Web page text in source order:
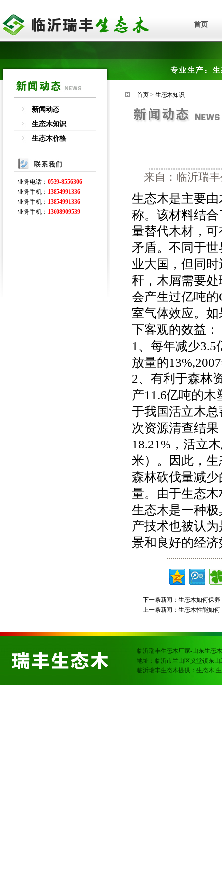
首页
新闻动态
生态木知识
生态木价格
业务电话： 0539-8556306
业务手机： 13854991336
业务手机： 13854991336
业务手机： 13608909539
首页> 生态木知识
来自：临沂瑞
生态木是主要
称。该材料结
量替代木材，
矛盾。不同于
业大国，但同
秆，木屑需要
会产生过亿吨
室气体效应。
下客观的效益：
1、每年减少3.5
放量的
2、有利于森林
产11.6亿吨的
于我国活立木
次资源清查结
18.21%，活立
米）。因此，
森林砍伐量减
量。由于生态
生态木是一种
产技术也被认
景和良好的经
下一条新闻： 生态木如何保养
上一条新闻： 生态木性能如何
临沂瑞丰生态木厂家-山东生态
地址：临沂市兰山区义堂镇东山
临沂瑞丰生态木提供：生态木,